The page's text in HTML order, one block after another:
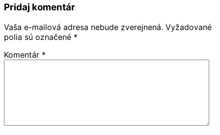
Pridaj komentár
Vaša e-mailová adresa nebude zverejnená. Vyžadované
polia sú označené *
Komentár *